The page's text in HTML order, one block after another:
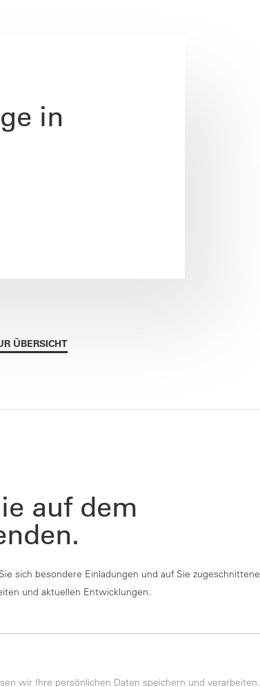
in
ÜBERSICHT
auf dem
sich besondere Einladungen und auf Sie zugeschnittene
und aktuellen Entwicklungen.
wir Ihre persönlichen Daten speichern und verarbeiten.